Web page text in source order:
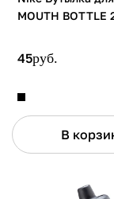
MOUTH BOTTLE
45руб.
В